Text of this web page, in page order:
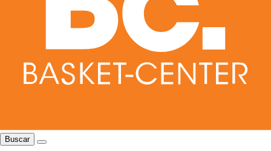
Buscar